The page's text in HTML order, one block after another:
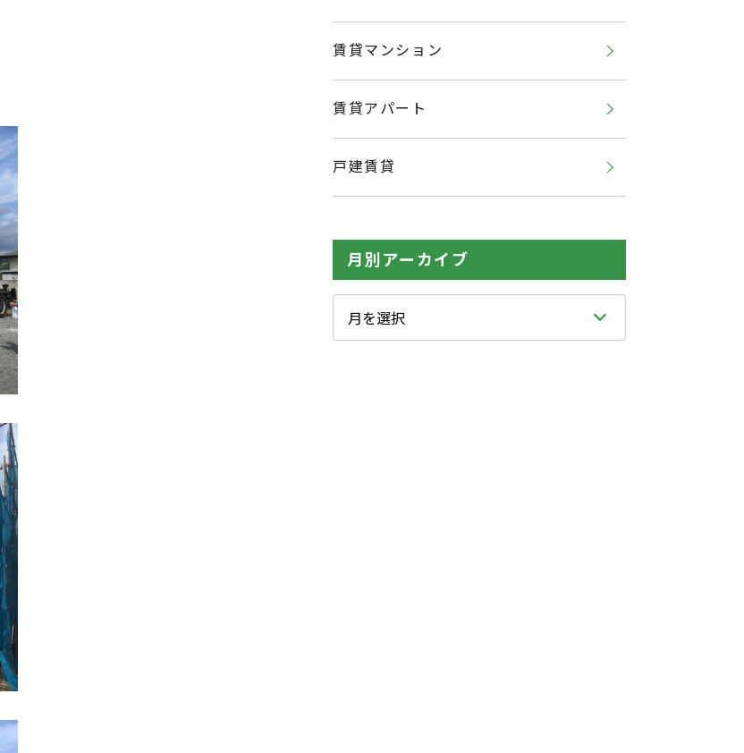
賃貸マンション
賃貸アパート
戸建賃貸
月別アーカイブ